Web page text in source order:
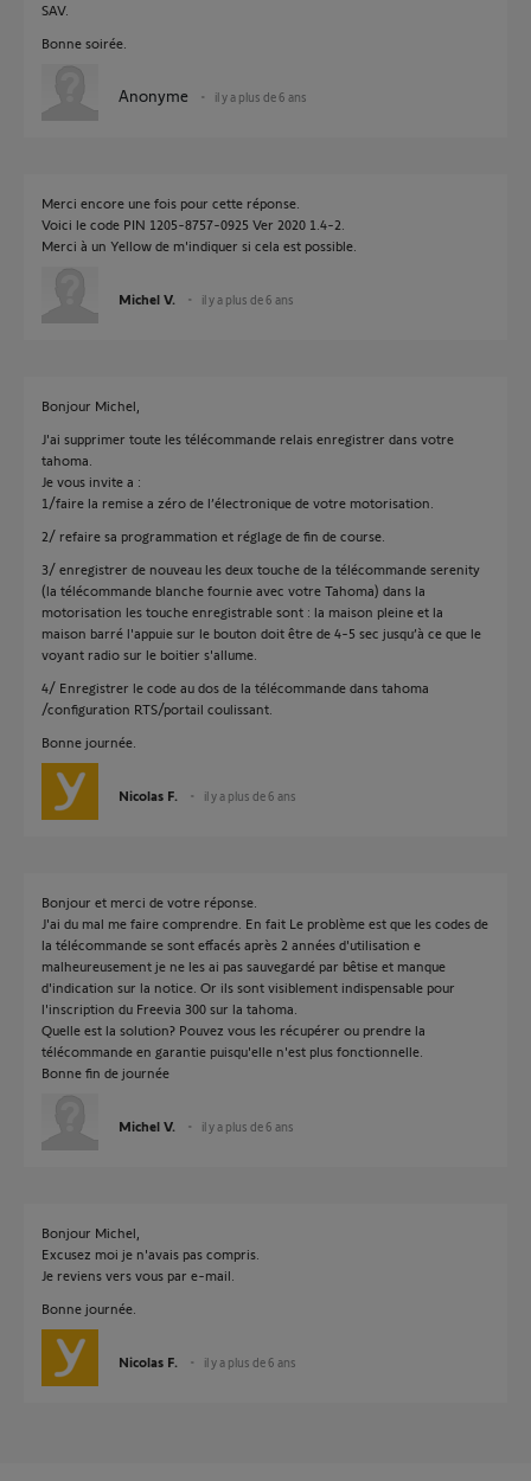
SAV.
Bonne soirée.
Anonyme il y a plus de 6 ans
Merci encore une fois pour cette réponse.
Voici le code PIN 1205-8757-0925 Ver 2020 1.4-2.
Merci à un Yellow de m'indiquer si cela est possible.
Michel V. il y a plus de 6 ans
Bonjour Michel,
J'ai supprimer toute les télécommande relais enregistrer dans votre
tahoma.
Je vous invite a :
1/faire la remise a zéro de l’électronique de votre motorisation.
2/ refaire sa programmation et réglage de fin de course.
3/ enregistrer de nouveau les deux touche de la télécommande serenity
(la télécommande blanche fournie avec votre Tahoma) dans la
motorisation les touche enregistrable sont : la maison pleine et la
maison barré l'appuie sur le bouton doit être de 4-5 sec jusqu’à ce que le
voyant radio sur le boitier s'allume.
4/ Enregistrer le code au dos de la télécommande dans tahoma
/configuration RTS/portail coulissant.
Bonne journée.
Nicolas F. il y a plus de 6 ans
Bonjour et merci de votre réponse.
J'ai du mal me faire comprendre. En fait Le problème est que les codes de
la télécommande se sont effacés après 2 années d'utilisation e
malheureusement je ne les ai pas sauvegardé par bêtise et manque
d'indication sur la notice. Or ils sont visiblement indispensable pour
l'inscription du Freevia 300 sur la tahoma.
Quelle est la solution? Pouvez vous les récupérer ou prendre la
télécommande en garantie puisqu'elle n'est plus fonctionnelle.
Bonne fin de journée
Michel V. il y a plus de 6 ans
Bonjour Michel,
Excusez moi je n'avais pas compris.
Je reviens vers vous par e-mail.
Bonne journée.
Nicolas F. il y a plus de 6 ans